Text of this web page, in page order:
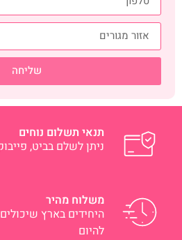
שליחה
תנאי תשלום נוחים
ניתן לשלם בביט,
משלוח מהיר
היחידים בארץ
להיום